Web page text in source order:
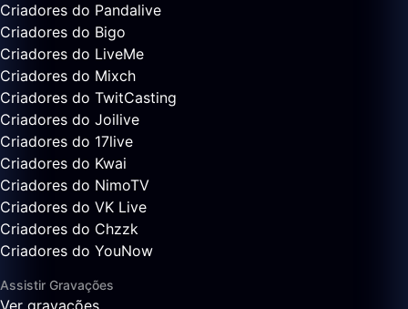
Criadores do Pandalive
Criadores do Bigo
Criadores do LiveMe
Criadores do Mixch
Criadores do TwitCasting
Criadores do Joilive
Criadores do 17live
Criadores do Kwai
Criadores do NimoTV
Criadores do VK Live
Criadores do Chzzk
Criadores do YouNow
Assistir Gravações